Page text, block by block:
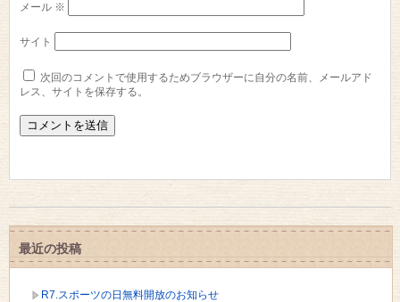
メール ※
サイト
次回のコメントで使用するためブラウザーに自分の名前、メールアド
レス、サイトを保存する。
最近の投稿
R7.スポーツの日無料開放のお知らせ